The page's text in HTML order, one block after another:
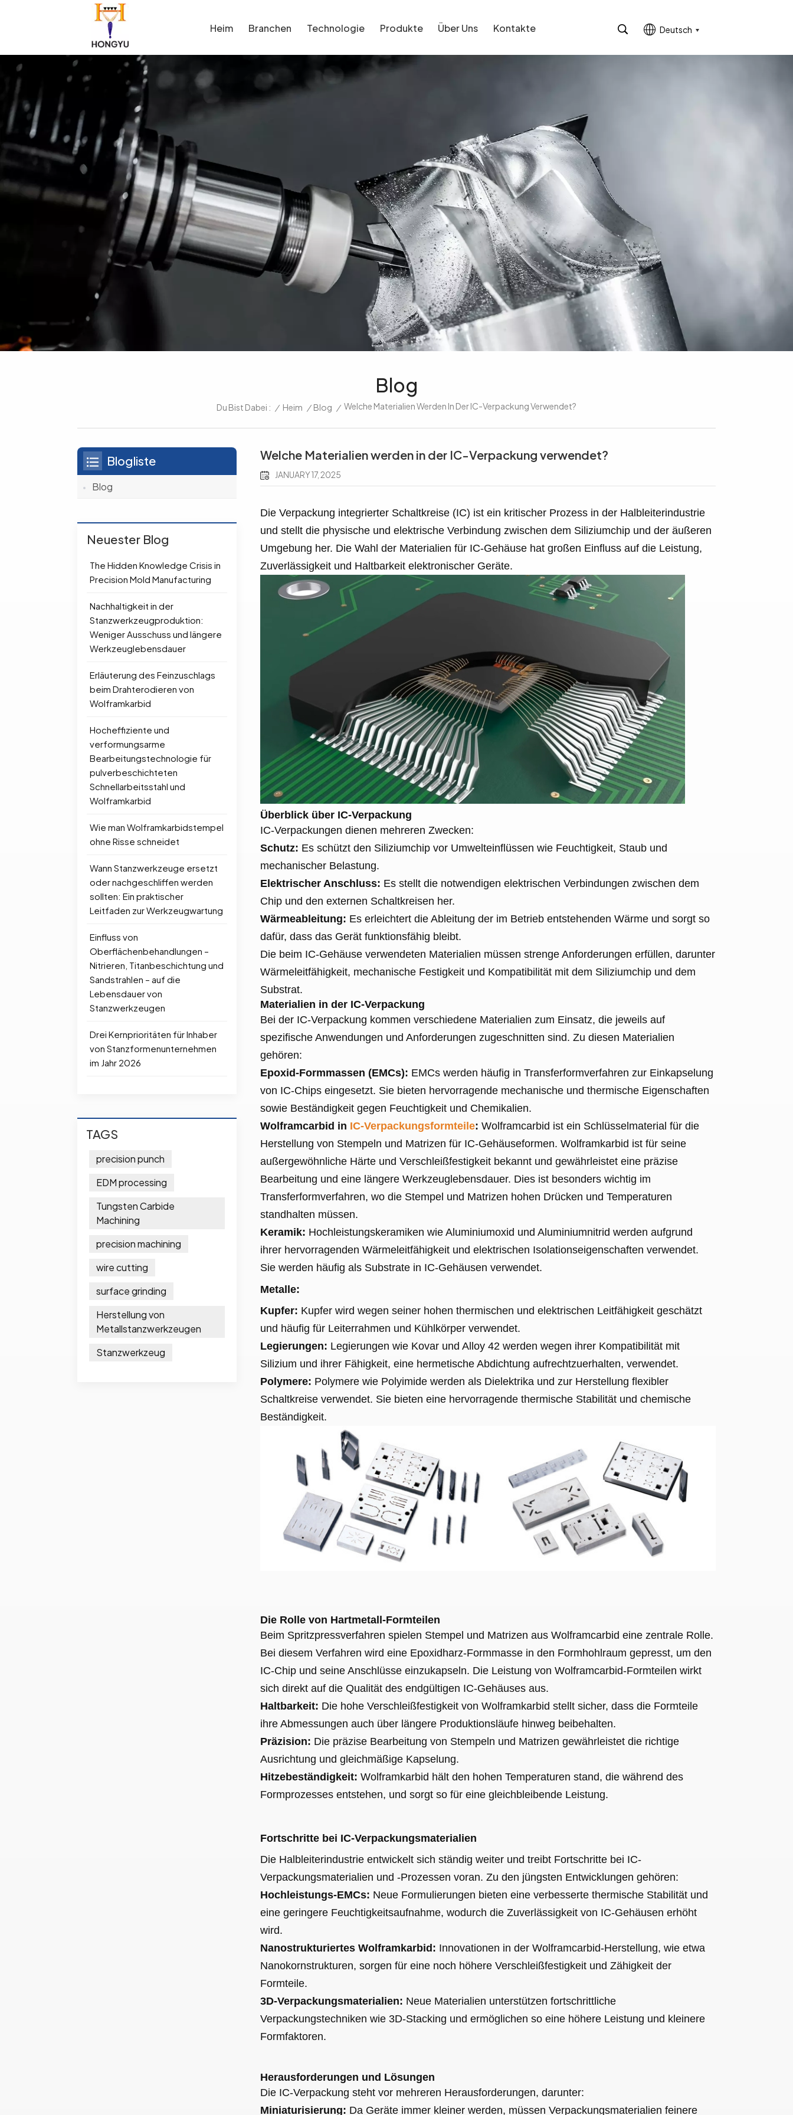
Heim Branchen Technologie Produkte Über Uns Kontakte Deutsch
Blog
Du Bist Dabei : / Heim / Blog / Welche Materialien Werden In Der IC-Verpackung Verwendet?
Welche Materialien werden in der IC-Verpackung verwendet?
JANUARY 17, 2025
Die Verpackung integrierter Schaltkreise (IC) ist ein kritischer Prozess in der Halbleiterindustrie
und stellt die physische und elektrische Verbindung zwischen dem Siliziumchip und der äußeren
Umgebung her. Die Wahl der Materialien für IC-Gehäuse hat großen Einfluss auf die Leistung,
Zuverlässigkeit und Haltbarkeit elektronischer Geräte.
Überblick über IC-Verpackung
IC-Verpackungen dienen mehreren Zwecken:
Schutz: Es schützt den Siliziumchip vor Umwelteinflüssen wie Feuchtigkeit, Staub und
mechanischer Belastung.
Elektrischer Anschluss: Es stellt die notwendigen elektrischen Verbindungen zwischen dem
Chip und den externen Schaltkreisen her.
Wärmeableitung: Es erleichtert die Ableitung der im Betrieb entstehenden Wärme und sorgt so
dafür, dass das Gerät funktionsfähig bleibt.
Die beim IC-Gehäuse verwendeten Materialien müssen strenge Anforderungen erfüllen, darunter
Wärmeleitfähigkeit, mechanische Festigkeit und Kompatibilität mit dem Siliziumchip und dem
Substrat.
Materialien in der IC-Verpackung
Bei der IC-Verpackung kommen verschiedene Materialien zum Einsatz, die jeweils auf
spezifische Anwendungen und Anforderungen zugeschnitten sind. Zu diesen Materialien
gehören:
Epoxid-Formmassen (EMCs): EMCs werden häufig in Transferformverfahren zur Einkapselung
von IC-Chips eingesetzt. Sie bieten hervorragende mechanische und thermische Eigenschaften
sowie Beständigkeit gegen Feuchtigkeit und Chemikalien.
Wolframcarbid in IC-Verpackungsformteile: Wolframcarbid ist ein Schlüsselmaterial für die
Herstellung von Stempeln und Matrizen für IC-Gehäuseformen. Wolframkarbid ist für seine
außergewöhnliche Härte und Verschleißfestigkeit bekannt und gewährleistet eine präzise
Bearbeitung und eine längere Werkzeuglebensdauer. Dies ist besonders wichtig im
Transferformverfahren, wo die Stempel und Matrizen hohen Drücken und Temperaturen
standhalten müssen.
Keramik: Hochleistungskeramiken wie Aluminiumoxid und Aluminiumnitrid werden aufgrund
ihrer hervorragenden Wärmeleitfähigkeit und elektrischen Isolationseigenschaften verwendet.
Sie werden häufig als Substrate in IC-Gehäusen verwendet.
Metalle:
Kupfer: Kupfer wird wegen seiner hohen thermischen und elektrischen Leitfähigkeit geschätzt
und häufig für Leiterrahmen und Kühlkörper verwendet.
Legierungen: Legierungen wie Kovar und Alloy 42 werden wegen ihrer Kompatibilität mit
Silizium und ihrer Fähigkeit, eine hermetische Abdichtung aufrechtzuerhalten, verwendet.
Polymere: Polymere wie Polyimide werden als Dielektrika und zur Herstellung flexibler
Schaltkreise verwendet. Sie bieten eine hervorragende thermische Stabilität und chemische
Beständigkeit.
Die Rolle von Hartmetall-Formteilen
Beim Spritzpressverfahren spielen Stempel und Matrizen aus Wolframcarbid eine zentrale Rolle.
Bei diesem Verfahren wird eine Epoxidharz-Formmasse in den Formhohlraum gepresst, um den
IC-Chip und seine Anschlüsse einzukapseln. Die Leistung von Wolframcarbid-Formteilen wirkt
sich direkt auf die Qualität des endgültigen IC-Gehäuses aus.
Haltbarkeit: Die hohe Verschleißfestigkeit von Wolframkarbid stellt sicher, dass die Formteile
ihre Abmessungen auch über längere Produktionsläufe hinweg beibehalten.
Präzision: Die präzise Bearbeitung von Stempeln und Matrizen gewährleistet die richtige
Ausrichtung und gleichmäßige Kapselung.
Hitzebeständigkeit: Wolframkarbid hält den hohen Temperaturen stand, die während des
Formprozesses entstehen, und sorgt so für eine gleichbleibende Leistung.
Fortschritte bei IC-Verpackungsmaterialien
Die Halbleiterindustrie entwickelt sich ständig weiter und treibt Fortschritte bei IC-
Verpackungsmaterialien und -Prozessen voran. Zu den jüngsten Entwicklungen gehören:
Hochleistungs-EMCs: Neue Formulierungen bieten eine verbesserte thermische Stabilität und
eine geringere Feuchtigkeitsaufnahme, wodurch die Zuverlässigkeit von IC-Gehäusen erhöht
wird.
Nanostrukturiertes Wolframkarbid: Innovationen in der Wolframcarbid-Herstellung, wie etwa
Nanokornstrukturen, sorgen für eine noch höhere Verschleißfestigkeit und Zähigkeit der
Formteile.
3D-Verpackungsmaterialien: Neue Materialien unterstützen fortschrittliche
Verpackungstechniken wie 3D-Stacking und ermöglichen so eine höhere Leistung und kleinere
Formfaktoren.
Herausforderungen und Lösungen
Die IC-Verpackung steht vor mehreren Herausforderungen, darunter:
Miniaturisierung: Da Geräte immer kleiner werden, müssen Verpackungsmaterialien feinere
Blogliste
Blog
Neuester Blog
The Hidden Knowledge Crisis in
Precision Mold Manufacturing
Nachhaltigkeit in der
Stanzwerkzeugproduktion:
Weniger Ausschuss und längere
Werkzeuglebensdauer
Erläuterung des Feinzuschlags
beim Drahterodieren von
Wolframkarbid
Hocheffiziente und
verformungsarme
Bearbeitungstechnologie für
pulverbeschichteten
Schnellarbeitsstahl und
Wolframkarbid
Wie man Wolframkarbidstempel
ohne Risse schneidet
Wann Stanzwerkzeuge ersetzt
oder nachgeschliffen werden
sollten: Ein praktischer
Leitfaden zur Werkzeugwartung
Einfluss von
Oberflächenbehandlungen –
Nitrieren, Titanbeschichtung und
Sandstrahlen – auf die
Lebensdauer von
Stanzwerkzeugen
Drei Kernprioritäten für Inhaber
von Stanzformenunternehmen
im Jahr 2026
TAGS
precision punch
EDM processing
Tungsten Carbide
Machining
precision machining
wire cutting
surface grinding
Herstellung von
Metallstanzwerkzeugen
Stanzwerkzeug